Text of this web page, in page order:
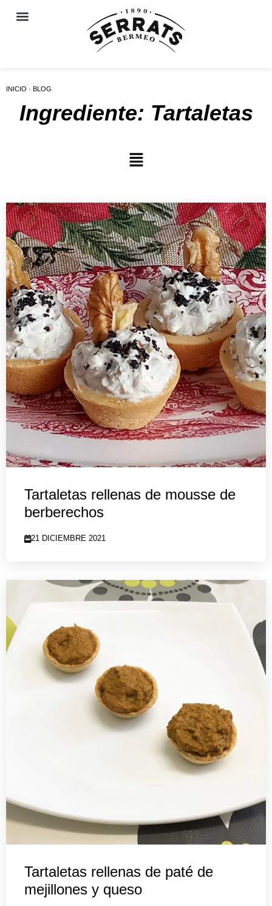
INICIO · BLOG
Ingrediente: Tartaletas
Tartaletas rellenas de mousse de
berberechos
21 DICIEMBRE 2021
Tartaletas rellenas de paté de
mejillones y queso